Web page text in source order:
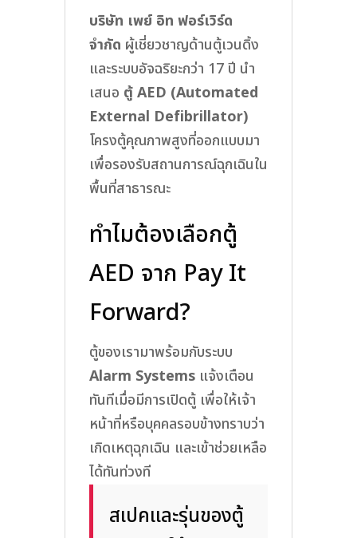
Model
(โครง
พร้อม
ระบบ
alarm
ลูกค้า
เครื่อง
บริษัท เพย์ อิท ฟอร์เวิร์ด
จำกัด ผู้เชี่ยวชาญด้านตู้เวนดิ้ง
และระบบอัจฉริยะกว่า 17 ปี นำ
เสนอ ตู้ AED (Automated
External Defibrillator)
โครงตู้คุณภาพสูงที่ออกแบบมา
เพื่อรองรับสถานการณ์ฉุกเฉินใน
พื้นที่สาธารณะ
ทำไมต้องเลือกตู้
AED จาก Pay It
Forward?
ตู้ของเรามาพร้อมกับระบบ
Alarm Systemsแจ้งเตือน
ทันทีเมื่อมีการเปิดตู้ เพื่อให้เจ้า
หน้าที่หรือบุคคลรอบข้างทราบว่า
เกิดเหตุฉุกเฉิน และเข้าช่วยเหลือ
ได้ทันท่วงที
สเปคและรุ่นของตู้